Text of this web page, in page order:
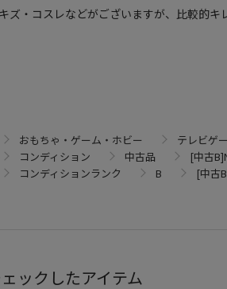
ズ・コスレなどがございますが、比較的キ
おもちゃ・ゲーム・ホビー テレビゲ
コンディション 中古品
[中古
コンディションランク B [中古
ックしたアイテム